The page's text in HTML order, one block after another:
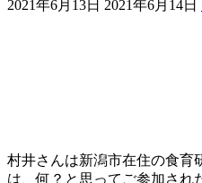
2021年6月13日 2021年6月14日
村井さんは新潟市在住の食育
は、何？と思ってご参加され